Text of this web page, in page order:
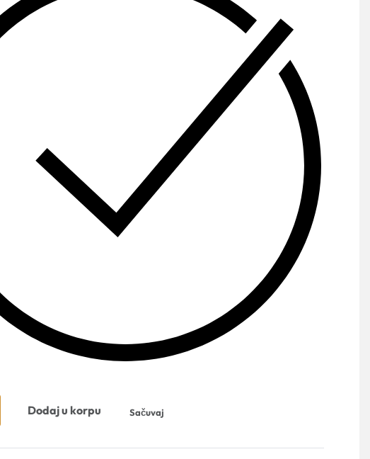
Dodaj u korpu Sačuvaj